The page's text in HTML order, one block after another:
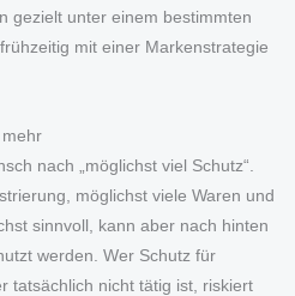
gezielt unter einem bestimmten
mit einer Markenstrategie
nach „möglichst viel Schutz“.
möglichst viele Waren und
sinnvoll, kann aber nach hinten
werden. Wer Schutz für
tatsächlich nicht tätig ist, riskiert